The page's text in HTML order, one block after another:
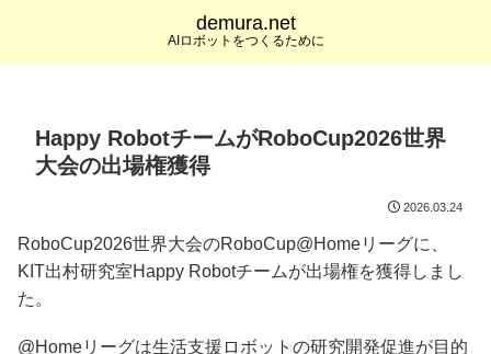
demura.net
AIロボットをつくるために
Happy RobotチームがRoboCup2026世界
大会の出場権獲得
2026.03.24
RoboCup2026世界大会のRoboCup@Homeリーグに、
KIT出村研究室Happy Robotチームが出場権を獲得しまし
た。
@Homeリーグは生活支援ロボットの研究開発促進が目的